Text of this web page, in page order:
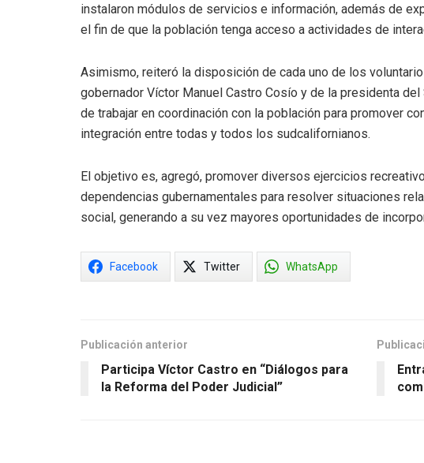
instalaron módulos de servicios e información, además de
el fin de que la población tenga acceso a actividades de
Asimismo, reiteró la disposición de cada uno de los
gobernador Víctor Manuel Castro Cosío y de la presidenta
de trabajar en coordinación con la población para promover
integración entre todas y todos los sudcalifornianos.
El objetivo es, agregó, promover diversos ejercicios
dependencias gubernamentales para resolver situaciones
social, generando a su vez mayores oportunidades de
Facebook Twitter WhatsApp
Publicación anterior
Participa Víctor Castro en “Diálogos para
la Reforma del Poder Judicial”